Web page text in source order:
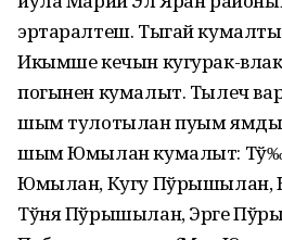
эртаралтеш. Тыгай
Икымше кечын кугурак-
погынен кумалыт. Тылеч
шым тулотылан пуым
шым Юмылан кумалыт:
Юмылан, Кугу Пўрышылан,
Тўня Пўрышылан, Эрге